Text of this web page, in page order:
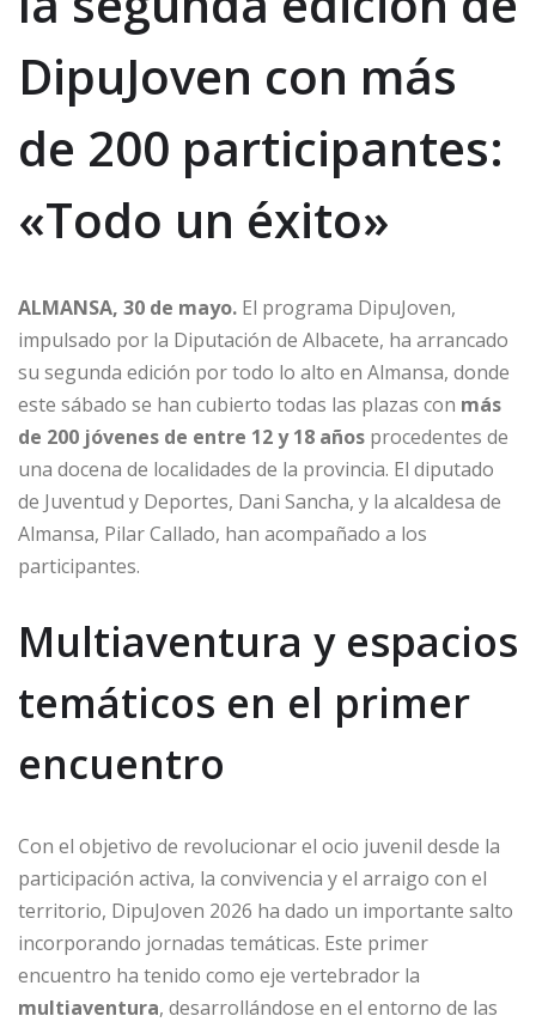
DipuJoven con más
de 200 participantes:
«Todo un éxito»
ALMANSA, 30 de mayo. El programa DipuJoven,
impulsado por la Diputación de Albacete, ha arrancado
su segunda edición por todo lo alto en Almansa, donde
este sábado se han cubierto todas las plazas con más
de 200 jóvenes de entre 12 y 18 años procedentes de
una docena de localidades de la provincia. El diputado
de Juventud y Deportes, Dani Sancha, y la alcaldesa de
Almansa, Pilar Callado, han acompañado a los
participantes.
Multiaventura y espacios
temáticos en el primer
encuentro
Con el objetivo de revolucionar el ocio juvenil desde la
participación activa, la convivencia y el arraigo con el
territorio, DipuJoven 2026 ha dado un importante salto
incorporando jornadas temáticas. Este primer
encuentro ha tenido como eje vertebrador la
multiaventura, desarrollándose en el entorno de las